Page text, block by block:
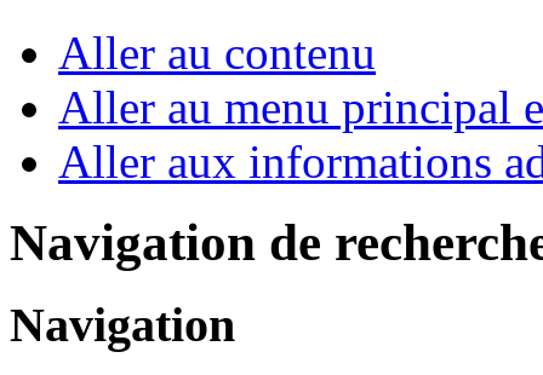
Aller au contenu
Aller au menu principal
Aller aux informations
Navigation de
Navigation